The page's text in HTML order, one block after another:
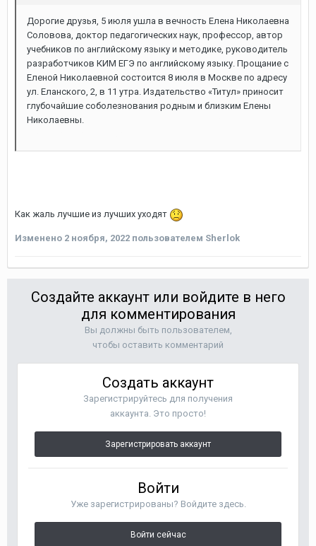
Дорогие друзья, 5 июля ушла в вечность Елена Николаевна
Соловова, доктор педагогических наук, профессор, автор
учебников по английскому языку и методике, руководитель
разработчиков КИМ ЕГЭ по английскому языку. Прощание с
Еленой Николаевной состоится 8 июля в Москве по адресу
ул. Еланского, 2, в 11 утра. Издательство «Титул» приносит
глубочайшие соболезнования родным и близким Елены
Николаевны.
Как жаль лучшие из лучших уходят
Изменено 2 ноября, 2022 пользователем Sherlok
Создайте аккаунт или войдите в него
для комментирования
Вы должны быть пользователем,
чтобы оставить комментарий
Создать аккаунт
Зарегистрируйтесь для получения
аккаунта. Это просто!
Зарегистрировать аккаунт
Войти
Уже зарегистрированы? Войдите здесь.
Войти сейчас